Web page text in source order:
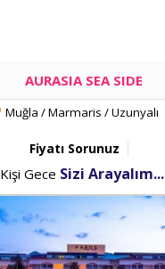
AURASIA SEA SIDE
Muğla / Marmaris / Uzunyalı
Fiyatı Sorunuz
Kişi Gece Sizi Arayalım...